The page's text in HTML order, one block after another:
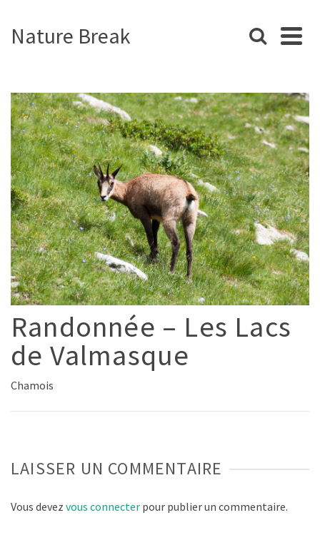
Nature Break
Randonnée – Les Lacs
de Valmasque
Chamois
LAISSER UN COMMENTAIRE
Vous devez vous connecter pour publier un commentaire.